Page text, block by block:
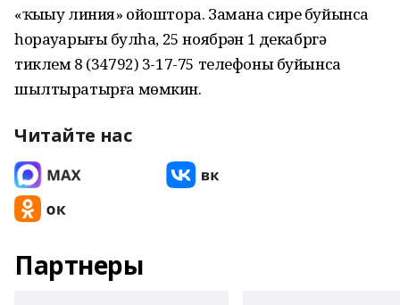
«ҡыҙыу линия» ойоштора. Замана сире буйынса
һорауҙарығыҙ булһа, 25 ноябрҙән 1 декабргә
тиклем 8 (34792) 3-17-75 телефоны буйынса
шылтыратырға мөмкин.
Читайте нас
Партнеры